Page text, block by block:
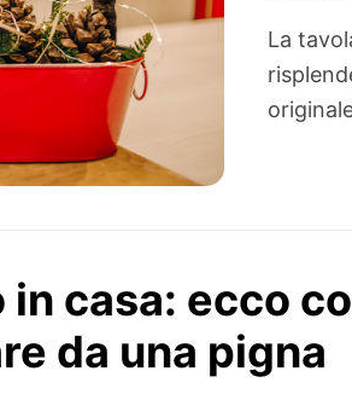
La
casa: ecco
da una pigna